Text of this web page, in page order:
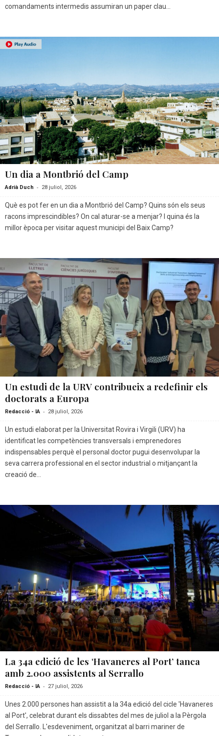
comandaments intermedis assumiran un paper clau...
Un dia a Montbrió del Camp
Adrià Duch - 28 juliol, 2026
Què es pot fer en un dia a Montbrió del Camp? Quins són els seus
racons imprescindibles? On cal aturar-se a menjar? I quina és la
millor època per visitar aquest municipi del Baix Camp?
Un estudi de la URV contribueix a redefinir els
doctorats a Europa
Redacció - IA - 28 juliol, 2026
Un estudi elaborat per la Universitat Rovira i Virgili (URV) ha
identificat les competències transversals i emprenedores
indispensables perquè el personal doctor pugui desenvolupar la
seva carrera professional en el sector industrial o mitjançant la
creació de...
La 34a edició de les ‘Havaneres al Port’ tanca
amb 2.000 assistents al Serrallo
Redacció - IA - 27 juliol, 2026
Unes 2.000 persones han assistit a la 34a edició del cicle 'Havaneres
al Port', celebrat durant els dissabtes del mes de juliol a la Pèrgola
del Serrallo. L'esdeveniment, organitzat al barri mariner de